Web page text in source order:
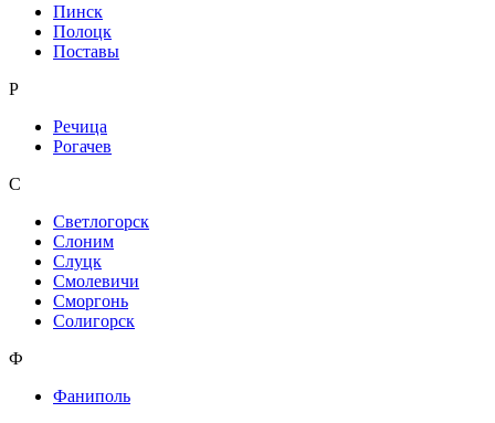
Пинск
Полоцк
Поставы
Р
Речица
Рогачев
С
Светлогорск
Слоним
Слуцк
Смолевичи
Сморгонь
Солигорск
Ф
Фаниполь